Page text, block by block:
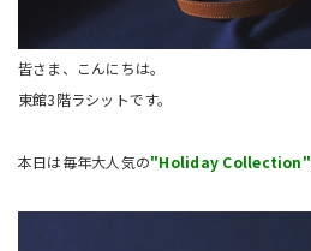
皆さま、こんにちは。
東館3階ラシットです。
本日は毎年大人気の"Holiday Collection"